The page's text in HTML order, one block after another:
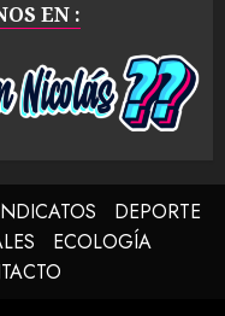
EN :
DEPORTE
ECOLOGÍA